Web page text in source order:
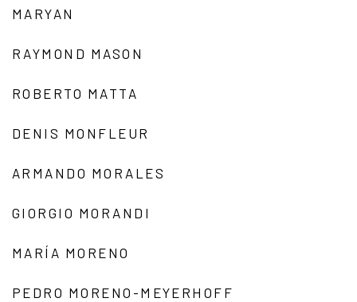
MARYAN
RAYMOND MASON
ROBERTO MATTA
DENIS MONFLEUR
ARMANDO MORALES
GIORGIO MORANDI
MARÍA MORENO
PEDRO MORENO-MEYERHOFF